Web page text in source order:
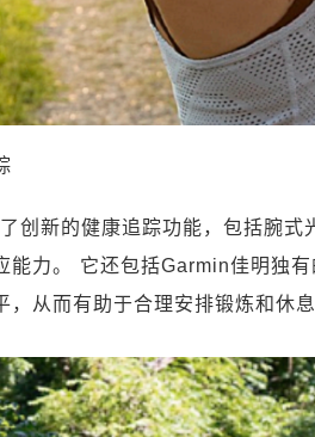
创新的健康追踪功能，包括腕
能力。 它还包括Garmin佳明独
，从而有助于合理安排锻炼和休